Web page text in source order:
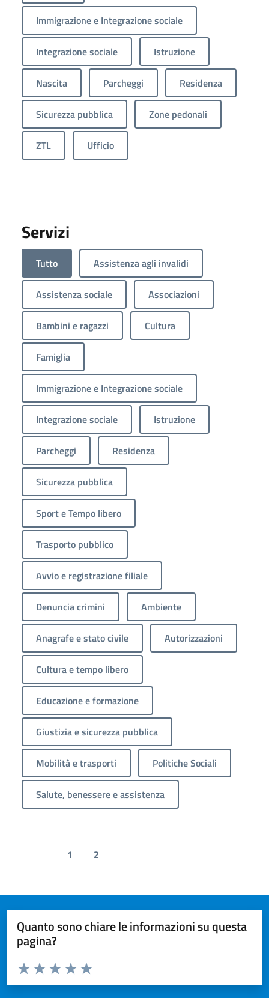
Immigrazione e Integrazione sociale
Integrazione sociale Istruzione
Nascita Parcheggi Residenza
Sicurezza pubblica Zone pedonali
ZTL Ufficio
Servizi
Tutto Assistenza agli invalidi
Assistenza sociale Associazioni
Bambini e ragazzi Cultura
Famiglia
Immigrazione e Integrazione sociale
Integrazione sociale Istruzione
Parcheggi Residenza
Sicurezza pubblica
Sport e Tempo libero
Trasporto pubblico
Avvio e registrazione filiale
Denuncia crimini Ambiente
Anagrafe e stato civile Autorizzazioni
Cultura e tempo libero
Educazione e formazione
Giustizia e sicurezza pubblica
Mobilità e trasporti Politiche Sociali
Salute, benessere e assistenza
Previous page
1 2
Quanto sono chiare le informazioni su questa
pagina?
Valuta da 1 a 5 stelle la pagina
Valuta 5 stelle su 5
Valuta 4 stelle su 5
Valuta 3 stelle su 5
Valuta 2 stelle su 5
Valuta 1 stelle su 5